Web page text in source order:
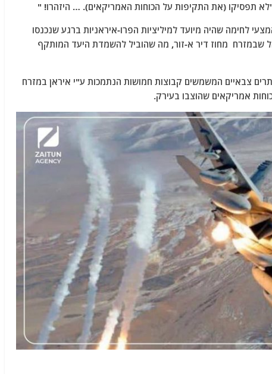
תפסיקו (את התקיפות על הכוחות האמריקאים). … היזהרו! "
לחימה שהיה מיועד למיליציות הפרו-איראניות ברגע שנכנסו
שבמזרח מחוז דיר א-זור, מה שהוביל להשמדת היעד המותקף
צבאיים המשמשים קבוצות חמושות הנתמכות ע"י איראן במזרח
אמריקאים שהוצבו בעירק.